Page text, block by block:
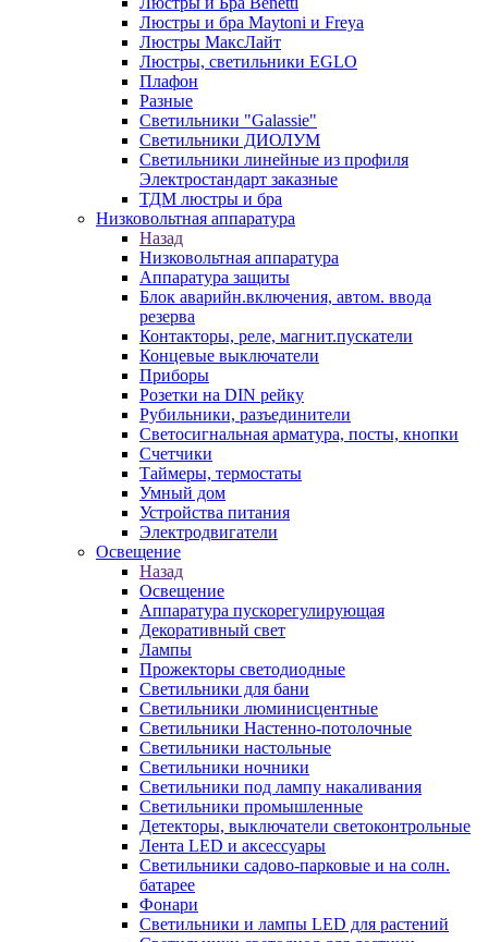
Люстры и бра Maytoni и Freya
Люстры МаксЛайт
Люстры, светильники EGLO
Плафон
Разные
Светильники "Galassie"
Светильники ДИОЛУМ
Светильники линейные из профиля
Электростандарт заказные
ТДМ люстры и бра
Низковольтная аппаратура
Назад
Низковольтная аппаратура
Аппаратура защиты
Блок аварийн.включения, автом. ввода
резерва
Контакторы, реле, магнит.пускатели
Концевые выключатели
Приборы
Розетки на DIN рейку
Рубильники, разъединители
Светосигнальная арматура, посты, кнопки
Счетчики
Таймеры, термостаты
Умный дом
Устройства питания
Электродвигатели
Освещение
Назад
Освещение
Аппаратура пускорегулирующая
Декоративный свет
Лампы
Прожекторы светодиодные
Светильники для бани
Светильники люминисцентные
Светильники Настенно-потолочные
Светильники настольные
Светильники ночники
Светильники под лампу накаливания
Светильники промышленные
Детекторы, выключатели светоконтрольные
Лента LED и аксессуары
Светильники садово-парковые и на солн.
батарее
Фонари
Светильники и лампы LED для растений